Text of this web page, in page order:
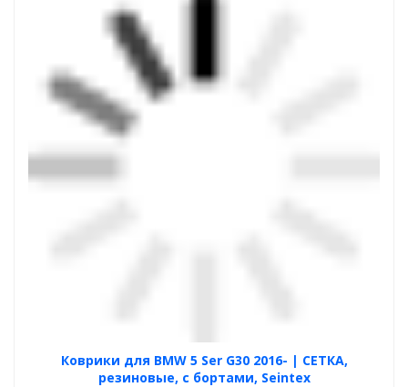
Коврики для BMW 5 Ser G30 2016- | СЕТКА,
резиновые, с бортами, Seintex